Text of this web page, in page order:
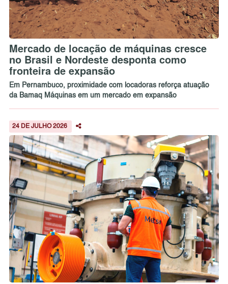
Mercado de locação de máquinas cresce
no Brasil e Nordeste desponta como
fronteira de expansão
Em Pernambuco, proximidade com locadoras reforça atuação
da Bamaq Máquinas em um mercado em expansão
24 DE JULHO 2026